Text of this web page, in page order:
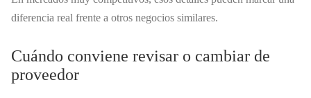
diferencia real frente a otros negocios similares.
Cuándo conviene revisar o cambiar de
proveedor